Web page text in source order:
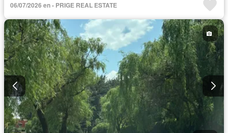
06/07/2026 en - PRIGE REAL ESTATE